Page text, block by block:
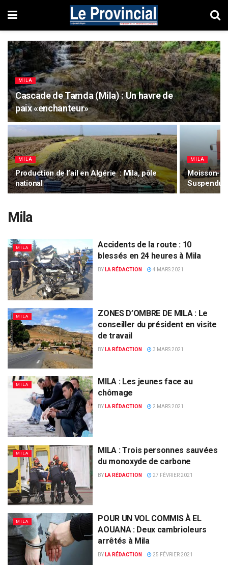
MILA
Cascade de Tamda (Mila) : Un havre de
paix «enchanteur»
MILA
Production de l’ail en Algérie : Mila, pôle
national
MILA
Moisson-
Mila
MILA
Accidents de la route : 10
blessés en 24 heures à Mila
BY LA RÉDACTION 4 MARS 2021
MILA
ZONES D’OMBRE DE MILA : Le
conseiller du président en visite
de travail
BY LA RÉDACTION 3 MARS 2021
MILA
MILA : Les jeunes face au
chômage
BY LA RÉDACTION 2 MARS 2021
MILA
MILA : Trois personnes sauvées
du monoxyde de carbone
BY LA RÉDACTION 27 FÉVRIER 2021
MILA
POUR UN VOL COMMIS À EL
AOUANA : Deux cambrioleurs
arrêtés à Mila
BY LA RÉDACTION 25 FÉVRIER 2021